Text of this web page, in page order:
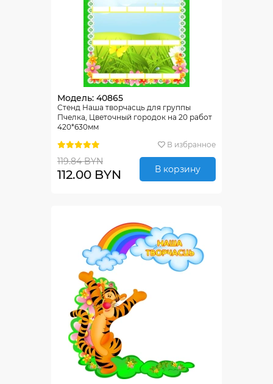
Модель: 40865
Стенд Наша творчасць для группы
Пчелка, Цветочный городок на 20 работ
420*630мм
В избранное
119.84 BYN
112.00 BYN В корзину